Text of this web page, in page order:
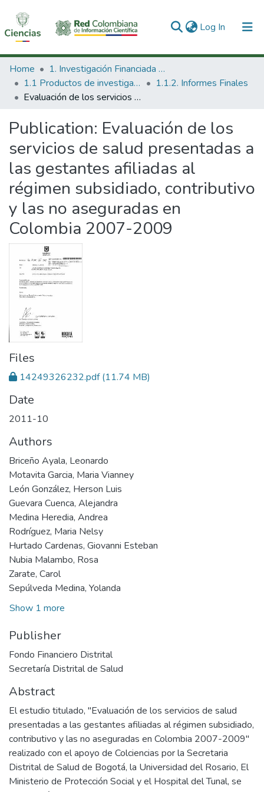
Log In (current)
Communities & Collections
All of DSpace
Home
1. Investigación Financiada con Recursos Públicos
1.1 Productos de investigación
1.1.2. Informes Finales
Evaluación de los servicios de salud presentadas a las gestantes afiliadas al régimen subsidiado, contributivo y las no aseguradas en Colombia 2007-2009
Publication: Evaluación de los
servicios de salud presentadas a
las gestantes afiliadas al
régimen subsidiado, contributivo
y las no aseguradas en
Colombia 2007-2009
Files
14249326232.pdf(11.74 MB)
Date
2011-10
Authors
Briceño Ayala, Leonardo
Motavita Garcia, Maria Vianney
León González, Herson Luis
Guevara Cuenca, Alejandra
Medina Heredia, Andrea
Rodríguez, Maria Nelsy
Hurtado Cardenas, Giovanni Esteban
Nubia Malambo, Rosa
Zarate, Carol
Sepúlveda Medina, Yolanda
Show 1 more
Publisher
Fondo Financiero Distrital
Secretaría Distrital de Salud
Abstract
El estudio titulado, "Evaluación de los servicios de salud
presentadas a las gestantes afiliadas al régimen subsidiado,
contributivo y las no aseguradas en Colombia 2007-2009"
realizado con el apoyo de Colciencias por la Secretaria
Distrital de Salud de Bogotá, la Universidad del Rosario, El
Ministerio de Protección Social y el Hospital del Tunal, se